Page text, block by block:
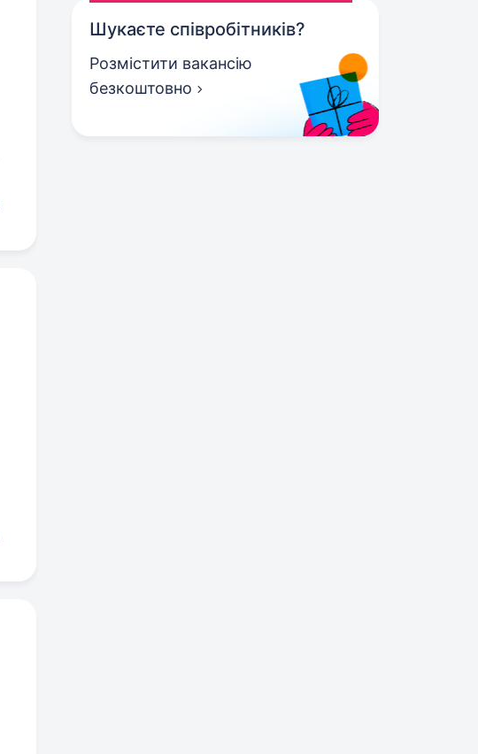
Шукаєте співробітників?
Розмістити вакансію
безкоштовно